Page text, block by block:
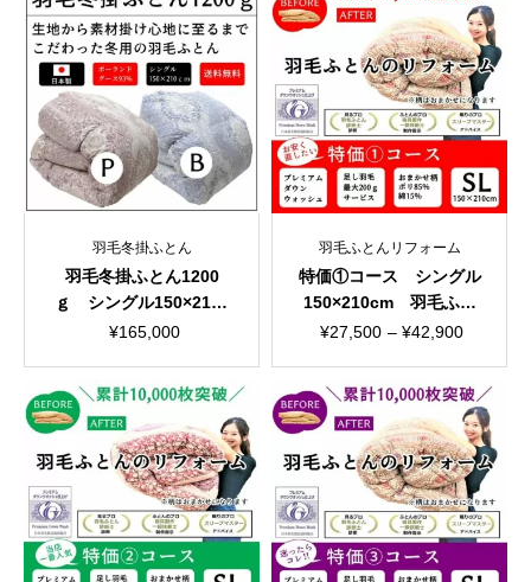
格
は
¥36,300
で
し
た。
価
格
は
¥29,700
で
す。
羽毛冬掛ふとん
羽毛冬掛ふとん1200
ｇ シングル150×210c
m 超長綿100％ 140
¥165,000
羽毛ふとんリフォーム
特価①コース シングル
150×210cm 羽毛ふと
んリフォーム おまかせ
¥27,500 – ¥42,900
価
帯:
¥27,500
–
¥42,900